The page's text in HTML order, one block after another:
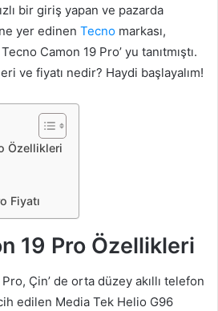
bir giriş yapan ve pazarda
yer edinen Tecno markası,
Camon 19 Pro’ yu tanıtmıştı.
ve fiyatı nedir? Haydi başlayalım!
Özellikleri
Fiyatı
19 Pro Özellikleri
Çin’ de orta düzey akıllı telefon
edilen Media Tek Helio G96